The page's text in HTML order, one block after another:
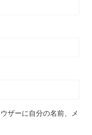
ザーに自分の名前、メ